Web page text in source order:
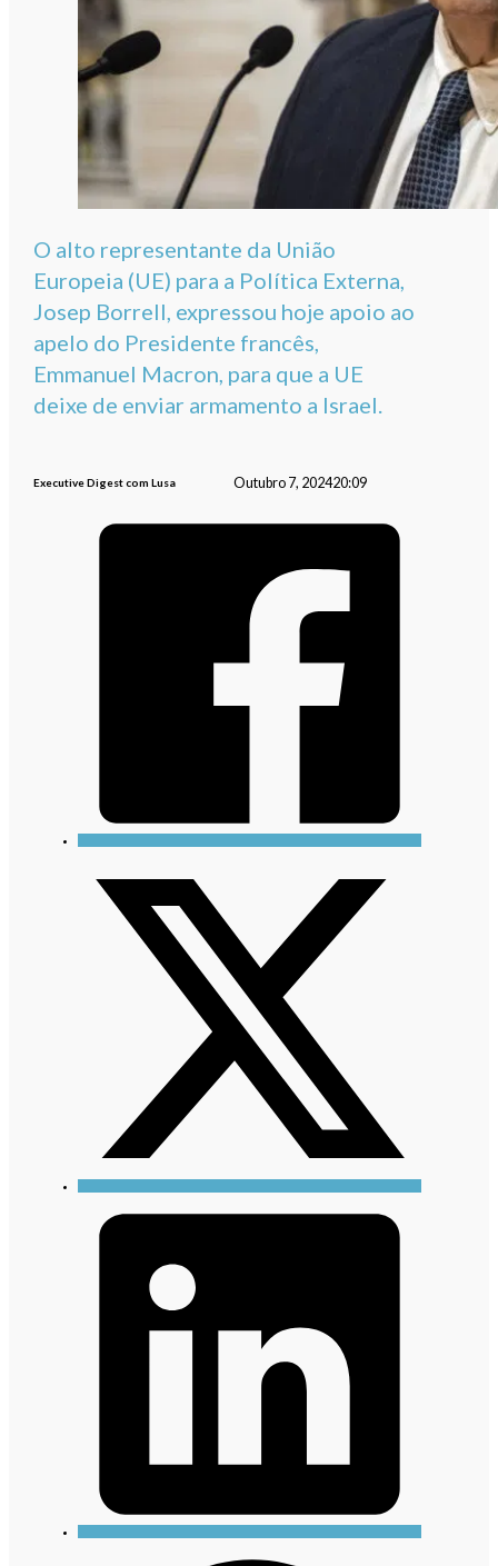
O alto representante da União
Europeia (UE) para a Política Externa,
Josep Borrell, expressou hoje apoio ao
apelo do Presidente francês,
Emmanuel Macron, para que a UE
deixe de enviar armamento a Israel.
Executive Digest com Lusa Outubro 7, 202420:09